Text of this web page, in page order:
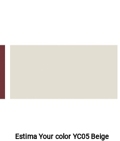
Estima Your color YC05 Beige